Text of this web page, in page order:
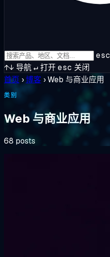
esc
↑↓ 导航↵打开esc 关闭
首页 ›博客 ›Web 与商业应用
类别
Web 与商业应用
68 posts